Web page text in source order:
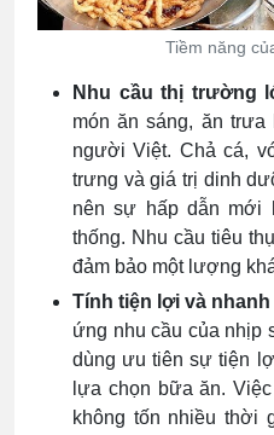
Tiềm năng
Nhu cầu thị trường
món ăn sáng, ăn trưa
người Việt. Chả cá,
trưng và giá trị dinh
nên sự hấp dẫn mới
thống. Nhu cầu tiêu
đảm bảo một lượng
Tính tiện lợi và
ứng nhu cầu của nhịp
dùng ưu tiên sự tiện
lựa chọn bữa ăn.
không tốn nhiều thời